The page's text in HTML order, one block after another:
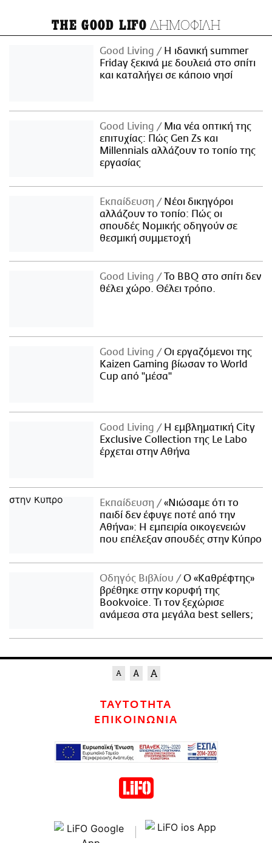
THE GOOD LIFO ΔΗΜΟΦΙΛΗ
Good Living
Η ιδανική summer
Friday ξεκινά με δουλειά στο σπίτι
και καταλήγει σε κάποιο νησί
Good Living
Μια νέα οπτική της
επιτυχίας: Πώς Gen Zs και
Millennials αλλάζουν το τοπίο της
εργασίας
Εκπαίδευση
Νέοι δικηγόροι
αλλάζουν το τοπίο: Πώς οι
σπουδές Νομικής οδηγούν σε
θεσμική συμμετοχή
Good Living
Το BBQ στο σπίτι δεν
θέλει χώρο. Θέλει τρόπο.
Good Living
Οι εργαζόμενοι της
Kaizen Gaming βίωσαν το World
Cup από "μέσα"
Good Living
Η εμβληματική City
Exclusive Collection της Le Labo
έρχεται στην Αθήνα
Εκπαίδευση
«Νιώσαμε ότι το
παιδί δεν έφυγε ποτέ από την
Αθήνα»: Η εμπειρία οικογενειών
που επέλεξαν σπουδές στην Κύπρο
Οδηγός Βιβλίου
Ο «Καθρέφτης»
βρέθηκε στην κορυφή της
Bookvoice. Τι τον ξεχώρισε
ανάμεσα στα μεγάλα best sellers;
ΤΑΥΤΟΤΗΤΑ
ΕΠΙΚΟΙΝΩΝΙΑ